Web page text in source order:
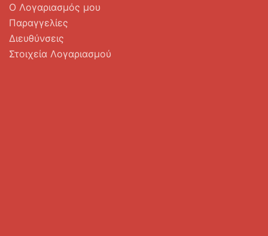
Ο Λογαριασμός μου
Παραγγελίες
Διευθύνσεις
Στοιχεία Λογαριασμού